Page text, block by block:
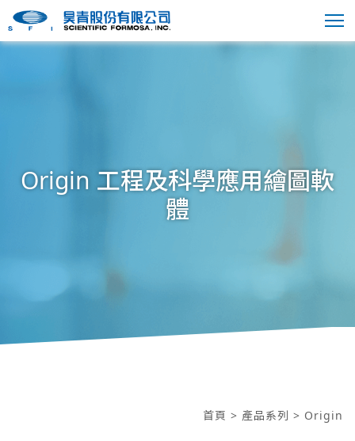
Origin 工程及科學應用繪圖軟
體
首頁 > 產品系列 > Origin